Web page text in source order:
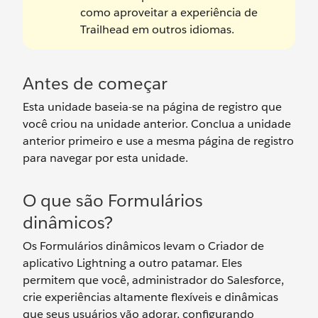
como aproveitar a experiência de
Trailhead em outros idiomas.
Antes de começar
Esta unidade baseia-se na página de registro que
você criou na unidade anterior. Conclua a unidade
anterior primeiro e use a mesma página de registro
para navegar por esta unidade.
O que são Formulários
dinâmicos?
Os Formulários dinâmicos levam o Criador de
aplicativo Lightning a outro patamar. Eles
permitem que você, administrador do Salesforce,
crie experiências altamente flexíveis e dinâmicas
que seus usuários vão adorar, configurando